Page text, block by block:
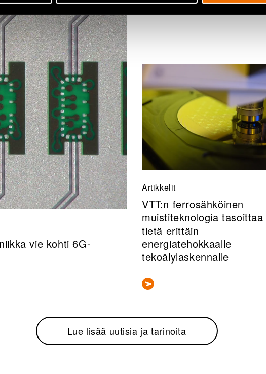
vie kohti 6G-
Artikkelit
VTT:n ferrosähköinen
muistiteknologia tasoittaa
tietä erittäin
energiatehokkaalle
tekoälylaskennalle
Lue lisää uutisia ja tarinoita